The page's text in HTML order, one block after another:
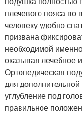
плечевого пояса во
человеку удобно
призвана
необходимой
оказывая лечебное
Ортопедическая
для
углубление под
правильное